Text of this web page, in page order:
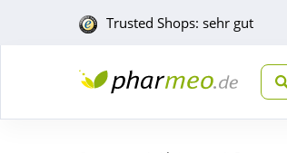
Trusted Shops: sehr gut